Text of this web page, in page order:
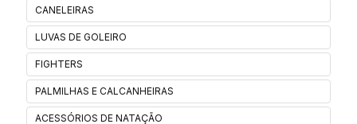
CANELEIRAS
LUVAS DE GOLEIRO
FIGHTERS
PALMILHAS E CALCANHEIRAS
ACESSÓRIOS DE NATAÇÃO